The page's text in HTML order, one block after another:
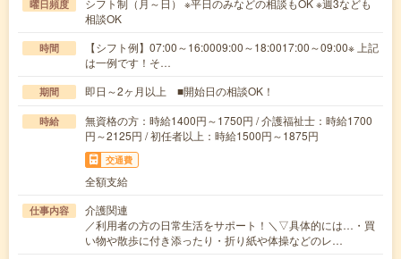
曜日頻度
シフト制（月～日） ※平日のみなどの相談もOK ※週3なども
相談OK
時間
【シフト例】07:00～16:0009:00～18:0017:00～09:00※ 上記
は一例です！そ…
期間 即日～2ヶ月以上 ■開始日の相談OK！
時給
無資格の方：時給1400円～1750円 / 介護福祉士：時給1700
円～2125円 / 初任者以上：時給1500円～1875円
交通費
全額支給
仕事内容
介護関連
／利用者の方の日常生活をサポート！＼▽具体的には…・買
い物や散歩に付き添ったり・折り紙や体操などのレ…